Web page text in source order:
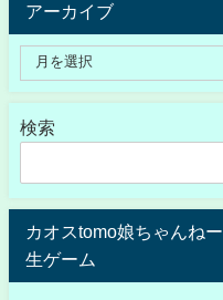
アーカイブ
検索
カオスtomo娘ちゃんね
生ゲーム